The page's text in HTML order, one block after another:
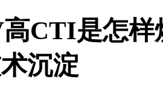
高CTI是怎
沉淀